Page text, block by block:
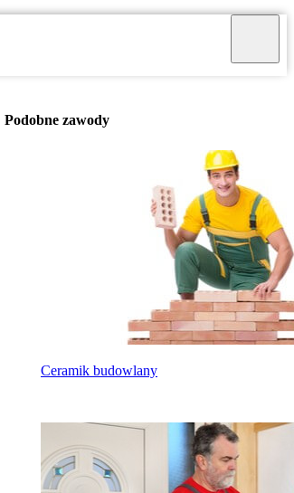
Podobne zawody
Ceramik budowlany